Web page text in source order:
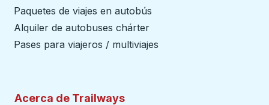
Paquetes de viajes en autobús
Alquiler de autobuses chárter
Pases para viajeros / multiviajes
Acerca de Trailways